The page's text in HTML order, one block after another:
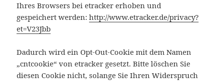
Ihres Browsers bei etracker erhoben und
gespeichert werden:http://www.etracker.de/privacy?
et=V23Jbb
Dadurch wird ein Opt-Out-Cookie mit dem Namen
„cntcookie“ von etracker gesetzt. Bitte löschen Sie
diesen Cookie nicht, solange Sie Ihren Widerspruch